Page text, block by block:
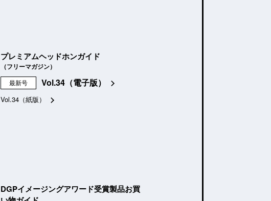
プレミアムヘッドホンガイド
（フリーマガジン）
最新号 Vol.34（電子版）
Vol.34（紙版）
DGPイメージングアワード受賞製品お買